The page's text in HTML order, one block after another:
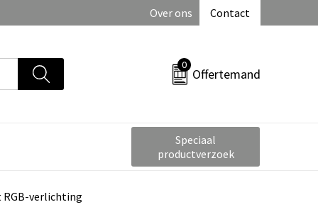
Over ons Contact
0
Offertemand
Speciaal
productverzoek
RGB-verlichting